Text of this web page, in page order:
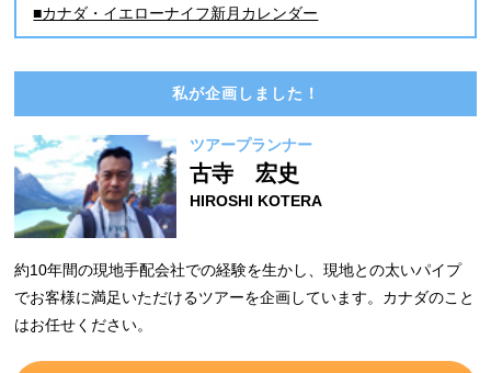
■カナダ・イエローナイフ新月カレンダー
私が企画しました！
ツアープランナー
古寺 宏史
HIROSHI KOTERA
約10年間の現地手配会社での経験を生かし、現地との太いパイプ
でお客様に満足いただけるツアーを企画しています。カナダのこと
はお任せください。